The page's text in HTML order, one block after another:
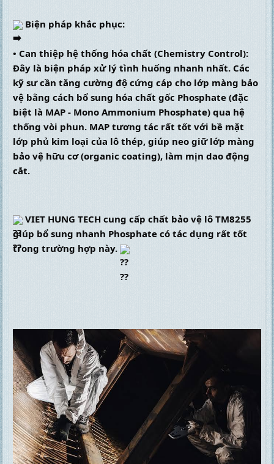
Biện pháp khắc phục:
• Can thiệp hệ thống hóa chất (Chemistry Control):
Đây là biện pháp xử lý tình huống nhanh nhất. Các
kỹ sư cần tăng cường độ cứng cáp cho lớp màng bảo
vệ bằng cách bổ sung hóa chất gốc Phosphate (đặc
biệt là MAP - Mono Ammonium Phosphate) qua hệ
thống vòi phun. MAP tương tác rất tốt với bề mặt
lớp phủ kim loại của lô thép, giúp neo giữ lớp màng
bảo vệ hữu cơ (organic coating), làm mịn dao động
cắt.
VIET HUNG TECH cung cấp chất bảo vệ lô TM8255
giúp bổ sung nhanh Phosphate có tác dụng rất tốt
trong trường hợp này.